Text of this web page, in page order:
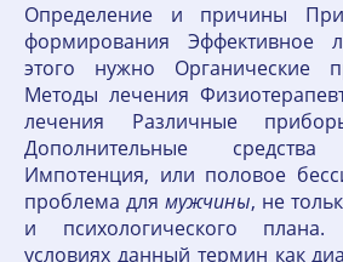
Определение и причины
формирования Эффективное
этого нужно Органические
Методы лечения
лечения Различные
Дополнительные
Импотенция, или половое
проблема для мужчины, не
и психологического
условиях данный термин как